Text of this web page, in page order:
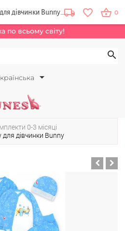
по всьому світу!
0
0-3 місяці
дівчинки Bunny